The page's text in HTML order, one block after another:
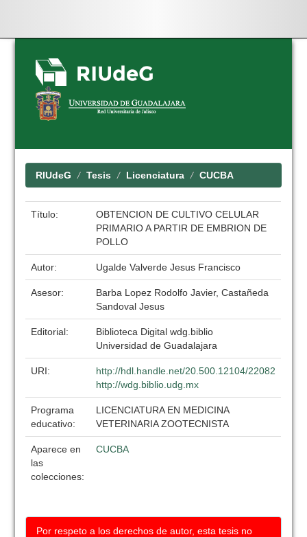
Skip
navigation
RIUdeG Tesis Licenciatura CUCBA
Título:
OBTENCION DE CULTIVO CELULAR
PRIMARIO A PARTIR DE EMBRION DE
POLLO
Autor: Ugalde Valverde Jesus Francisco
Asesor:
Barba Lopez Rodolfo Javier, Castañeda
Sandoval Jesus
Editorial:
Biblioteca Digital wdg.biblio
Universidad de Guadalajara
URI:
http://hdl.handle.net/20.500.12104/22082
http://wdg.biblio.udg.mx
Programa
educativo:
LICENCIATURA EN MEDICINA
VETERINARIA ZOOTECNISTA
Aparece en
las
colecciones:
CUCBA
Por respeto a los derechos de autor, esta tesis no